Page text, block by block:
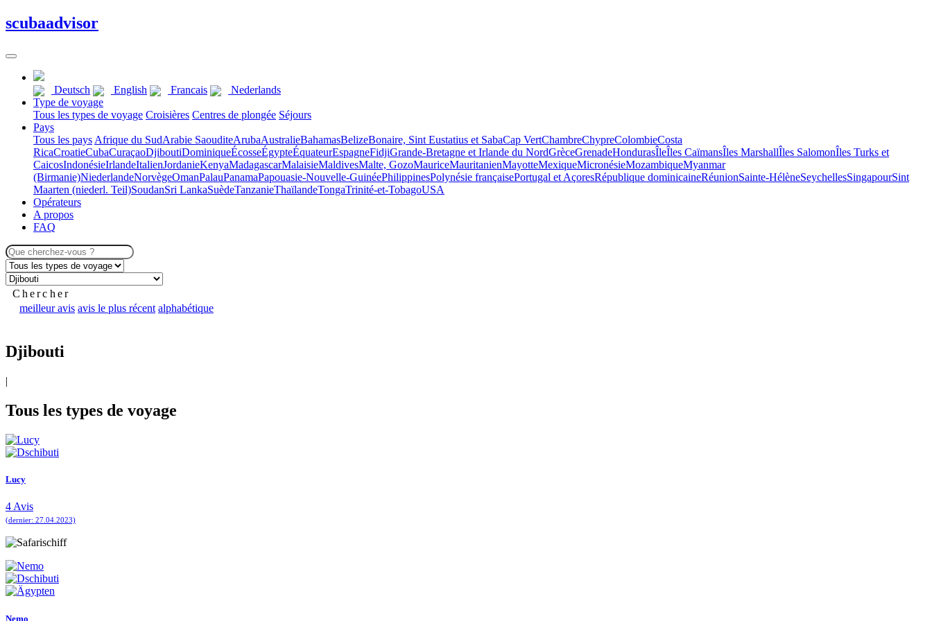
scubaadvisor
Deutsch English Francais
Nederlands
Type de voyage
Tous les types de voyage Croisières Centres de plongée Séjours
Pays
Tous les pays Afrique du SudArabie SaouditeArubaAustralieBahamasBelizeBonaire, Sint Eustatius et SabaCap VertChambreChypreColombieCosta
RicaCroatieCubaCuraçaoDjiboutiDominiqueÉcosseÉgypteÉquateurEspagneFidjiGrande-Bretagne et Irlande du NordGrèceGrenadeHondurasÎleÎles CaïmansÎles MarshallÎles SalomonÎles Turks et
CaicosIndonésieIrlandeItalienJordanieKenyaMadagascarMalaisieMaldivesMalte, GozoMauriceMauritanienMayotteMexiqueMicronésieMozambiqueMyanmar
(Birmanie)NiederlandeNorvègeOmanPalauPanamaPapouasie-Nouvelle-GuinéePhilippinesPolynésie françaisePortugal et AçoresRépublique dominicaineRéunionSainte-HélèneSeychellesSingapourSint
Maarten (niederl. Teil)SoudanSri LankaSuèdeTanzanieThaïlandeTongaTrinité-et-TobagoUSA
Opérateurs
A propos
FAQ
Chercher
meilleur avis avis le plus récent alphabétique
Djibouti
|
Tous les types de voyage
Lucy
4 Avis
(dernier: 27.04.2023)
Nemo